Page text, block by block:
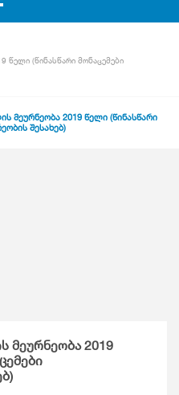
(წინასწარი მონაცემები
მეურნეობა 2019 წელი (წინასწარი
შესახებ)
2019